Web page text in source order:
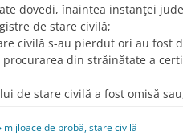
dovedi, înaintea instanţei
de stare civilă;
civilă s-au pierdut ori au fost
din străinătate a
de stare civilă a fost omisă
mijloace de probă,stare civilă